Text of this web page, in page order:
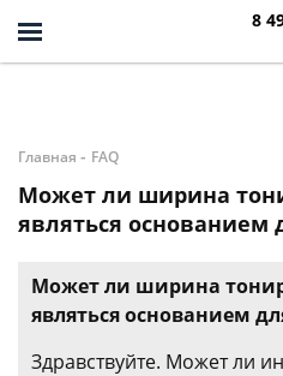
8
Главная - FAQ
Может ли ширина
являться основанием
Может ли ширина
являться основанием
Здравствуйте. Может ли